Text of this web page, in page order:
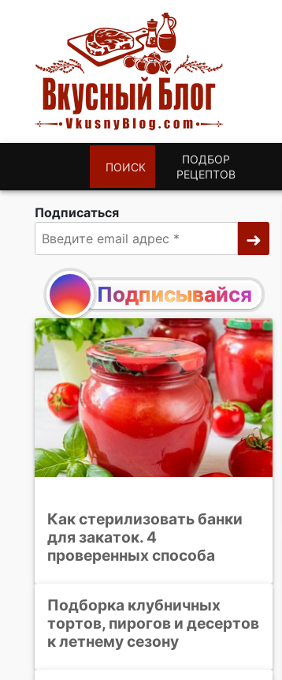
ПОИСК
ПОДБОР
РЕЦЕПТОВ
Подписаться
Подписывайся
Как стерилизовать банки
для закаток. 4
проверенных способа
Подборка клубничных
тортов, пирогов и десертов
к летнему сезону